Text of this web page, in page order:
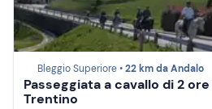
Bleggio Superiore •22 km da Andalo
Passeggiata a cavallo di 2
Trentino